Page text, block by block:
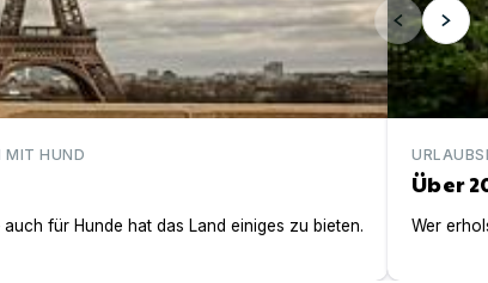
MIT HUND
für Hunde hat das Land einiges zu bieten.
Über
Wer